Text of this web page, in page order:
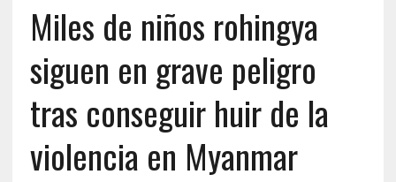
Miles de niños rohingya
siguen en grave peligro
tras conseguir huir de la
violencia en Myanmar